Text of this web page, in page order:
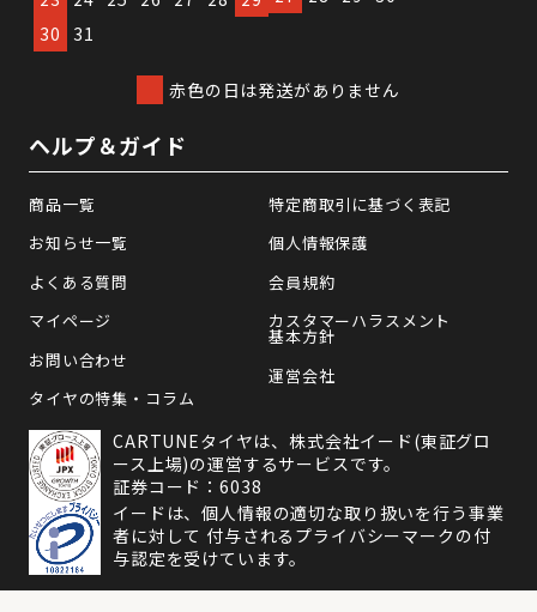
30
31
赤色の日は発送がありません
ヘルプ＆ガイド
商品一覧
お知らせ一覧
よくある質問
マイページ
お問い合わせ
タイヤの特集・コラム
特定商取引に基づく表記
個人情報保護
会員規約
カスタマーハラスメント
基本方針
運営会社
CARTUNEタイヤは、株式会社イード(東証グロ
ース上場)の運営するサービスです。
証券コード：6038
イードは、個人情報の適切な取り扱いを行う事業
者に対して 付与されるプライバシーマークの付
与認定を受けています。